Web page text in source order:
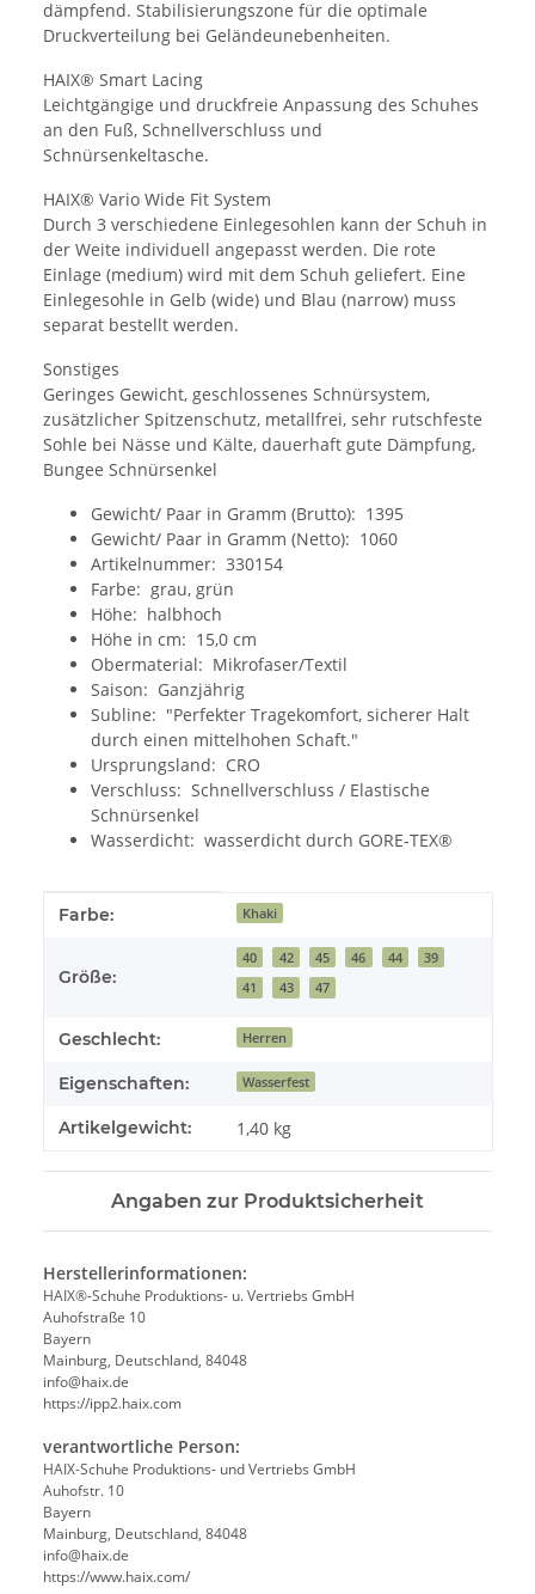
dämpfend. Stabilisierungszone für die optimale
Druckverteilung bei Geländeunebenheiten.
HAIX® Smart Lacing
Leichtgängige und druckfreie Anpassung des Schuhes
an den Fuß, Schnellverschluss und
Schnürsenkeltasche.
HAIX® Vario Wide Fit System
Durch 3 verschiedene Einlegesohlen kann der Schuh in
der Weite individuell angepasst werden. Die rote
Einlage (medium) wird mit dem Schuh geliefert. Eine
Einlegesohle in Gelb (wide) und Blau (narrow) muss
separat bestellt werden.
Sonstiges
Geringes Gewicht, geschlossenes Schnürsystem,
zusätzlicher Spitzenschutz, metallfrei, sehr rutschfeste
Sohle bei Nässe und Kälte, dauerhaft gute Dämpfung,
Bungee Schnürsenkel
Gewicht/ Paar in Gramm (Brutto): 1395
Gewicht/ Paar in Gramm (Netto): 1060
Artikelnummer: 330154
Farbe: grau, grün
Höhe: halbhoch
Höhe in cm: 15,0 cm
Obermaterial: Mikrofaser/Textil
Saison: Ganzjährig
Subline: "Perfekter Tragekomfort, sicherer Halt
durch einen mittelhohen Schaft."
Ursprungsland: CRO
Verschluss: Schnellverschluss / Elastische
Schnürsenkel
Wasserdicht: wasserdicht durch GORE-TEX®
Produkteigenschaft
Wert
Farbe: Khaki
Größe:
40 42 45 46 44
39
41
43 47
Geschlecht: Herren
Eigenschaften: Wasserfest
Artikelgewicht: 1,40 kg
Angaben zur Produktsicherheit
Herstellerinformationen:
HAIX®-Schuhe Produktions- u. Vertriebs GmbH
Auhofstraße 10
Bayern
Mainburg, Deutschland, 84048
info@haix.de
https://ipp2.haix.com
verantwortliche Person:
HAIX-Schuhe Produktions- und Vertriebs GmbH
Auhofstr. 10
Bayern
Mainburg, Deutschland, 84048
info@haix.de
https://www.haix.com/